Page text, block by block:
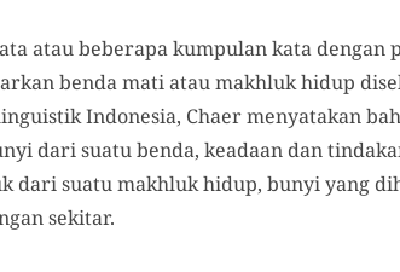
atau beberapa kumpulan kata dengan
benda mati atau makhluk hidup
Indonesia, Chaer menyatakan
dari suatu benda, keadaan dan
dari suatu makhluk hidup, bunyi yang
sekitar.